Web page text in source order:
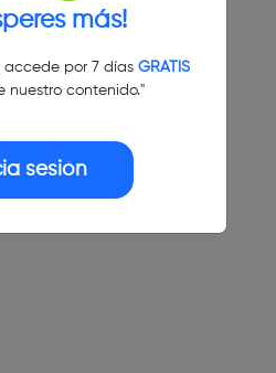
más!
por 7 días GRATIS
nuestro contenido."
sesión